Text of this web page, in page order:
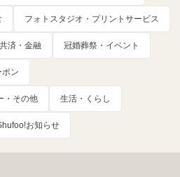
フォトスタジオ・プリントサービス
済・金融 冠婚葬祭・イベント
ン
・その他 生活・くらし
お知らせ